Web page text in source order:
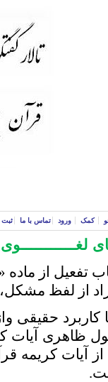
کمک ورود تماس با ما ثبت
تفعیل از ماده
از لفظ مشکل،
کاربرد
ظاهری
آیات کریمه
.